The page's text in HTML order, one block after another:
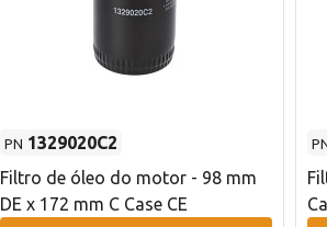
PN 1329020C2
Filtro de óleo do motor - 98 mm
DE x 172 mm C Case CE